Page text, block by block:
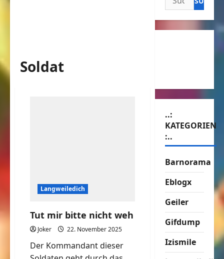
Soldat
Langweiledich
Tut mir bitte nicht weh
Joker 22. November 2025
Der Kommandant dieser
nach:
..:
KATEGORIEN
:..
Barnorama
Eblogx
Geiler
Gifdump
Izismile